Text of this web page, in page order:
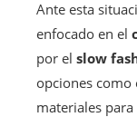
Ante esta
enfocado en el
por el slow
opciones como
materiales